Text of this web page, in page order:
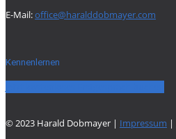
E-Mail:office@haralddobmayer.com
Kennenlernen
© 2023 Harald Dobmayer | Impressum |